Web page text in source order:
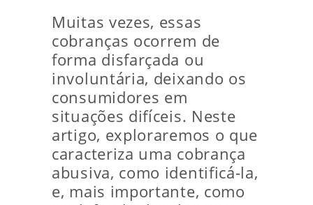
Muitas vezes, essas
cobranças ocorrem de
forma disfarçada ou
involuntária, deixando os
consumidores em
situações difíceis. Neste
artigo, exploraremos o que
caracteriza uma cobrança
abusiva, como identificá-la,
e, mais importante, como